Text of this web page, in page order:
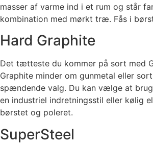
masser af varme ind i et rum og står
kombination med mørkt træ. Fås i
Hard Graphite
Det tætteste du kommer på sort med
Graphite minder om gunmetal eller
spændende valg. Du kan vælge at
en industriel indretningsstil eller kølig
børstet og poleret.
SuperSteel